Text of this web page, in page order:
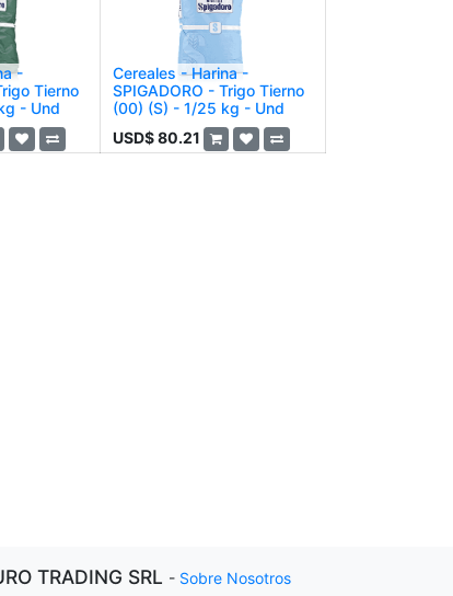
-
Tierno
- Und
Cereales - Harina -
SPIGADORO - Trigo Tierno
(00) (S) - 1/25 kg - Und
USD$80.21
TRADING SRL - Sobre Nosotros